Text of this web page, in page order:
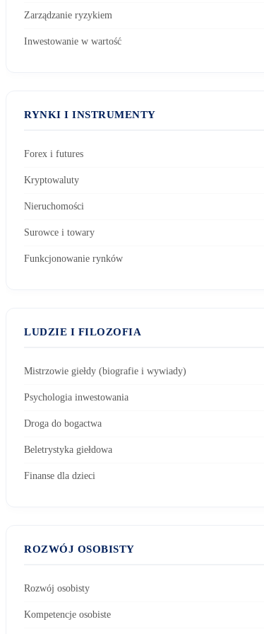
Zarządzanie ryzykiem
Inwestowanie w wartość
RYNKI I INSTRUMENTY
Forex i futures
Kryptowaluty
Nieruchomości
Surowce i towary
Funkcjonowanie rynków
LUDZIE I FILOZOFIA
Mistrzowie giełdy (biografie i wywiady)
Psychologia inwestowania
Droga do bogactwa
Beletrystyka giełdowa
Finanse dla dzieci
ROZWÓJ OSOBISTY
Rozwój osobisty
Kompetencje osobiste